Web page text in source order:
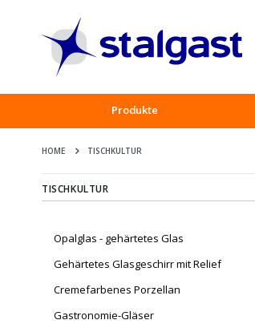
Produkte
HOME TISCHKULTUR
TISCHKULTUR
Opalglas - gehärtetes Glas
Gehärtetes Glasgeschirr mit Relief
Cremefarbenes Porzellan
Gastronomie-Gläser